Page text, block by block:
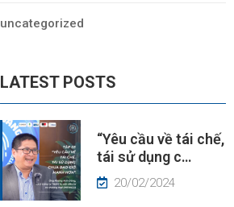
uncategorized
LATEST POSTS
“Yêu cầu về tái chế,
tái sử dụng c…
20/02/2024